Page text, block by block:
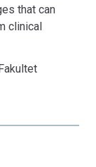
that can
clinical